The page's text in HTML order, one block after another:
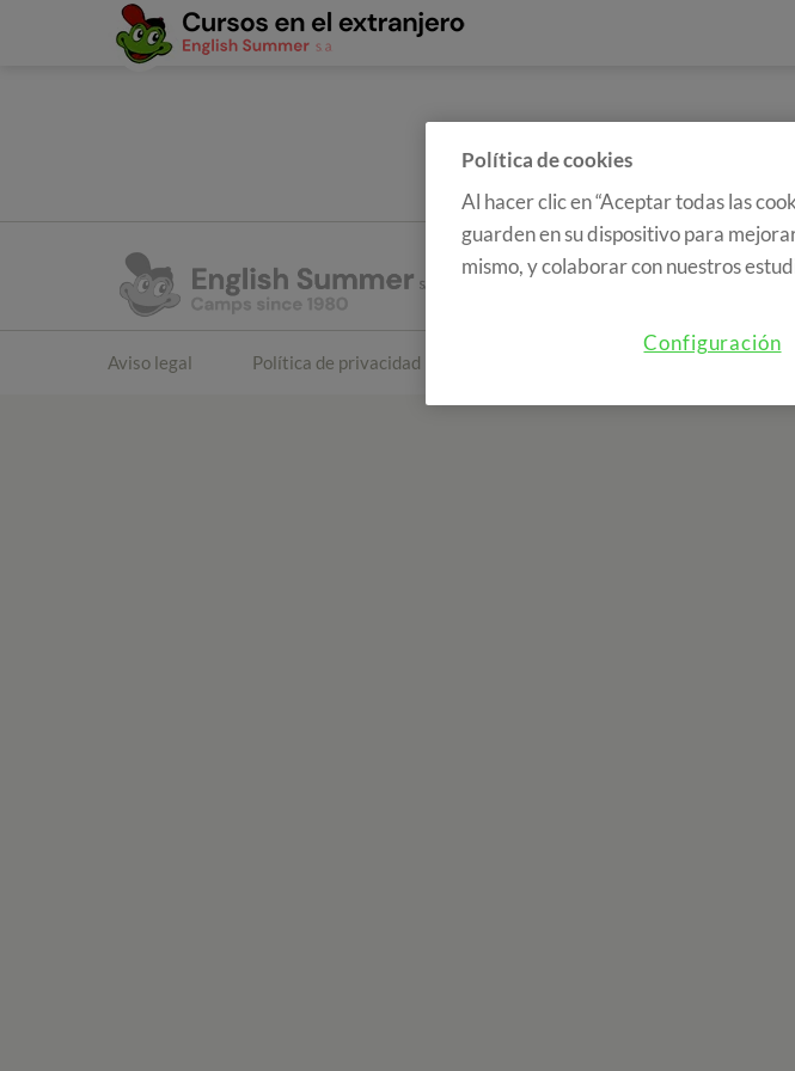
Aviso legal Política de privacidad
Política de cookies
Al hacer clic en “Aceptar todas las
guarden en su dispositivo para
mismo, y colaborar con nuestros
Configuración